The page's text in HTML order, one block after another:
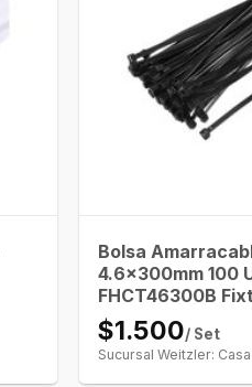
Bolsa
4.6x300mm 100
FHCT46300B
$1.500/ Set
Sucursal Weitzler: